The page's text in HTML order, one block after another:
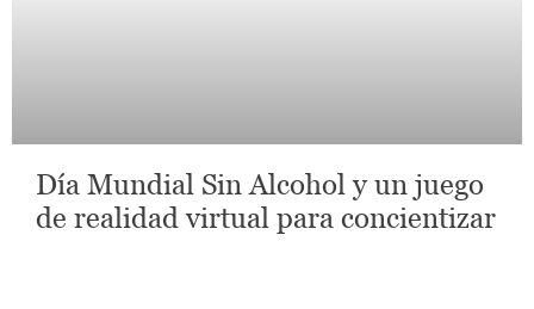
Día Mundial Sin Alcohol y un juego
de realidad virtual para concientizar